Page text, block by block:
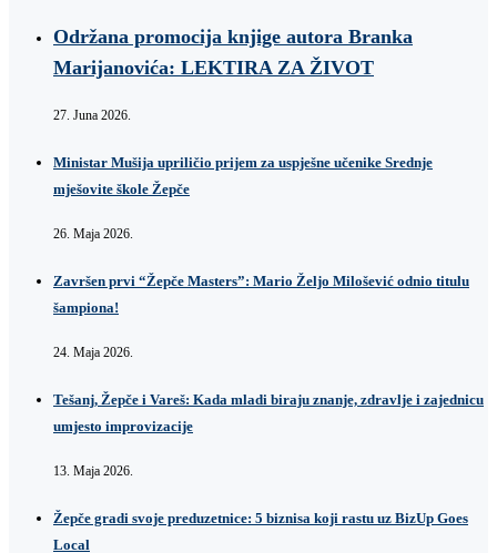
Održana promocija knjige autora Branka
Marijanovića: LEKTIRA ZA ŽIVOT
27. Juna 2026.
Ministar Mušija upriličio prijem za uspješne učenike Srednje
mješovite škole Žepče
26. Maja 2026.
Završen prvi “Žepče Masters”: Mario Željo Milošević odnio titulu
šampiona!
24. Maja 2026.
Tešanj, Žepče i Vareš: Kada mladi biraju znanje, zdravlje i zajednicu
umjesto improvizacije
13. Maja 2026.
Žepče gradi svoje preduzetnice: 5 biznisa koji rastu uz BizUp Goes
Local